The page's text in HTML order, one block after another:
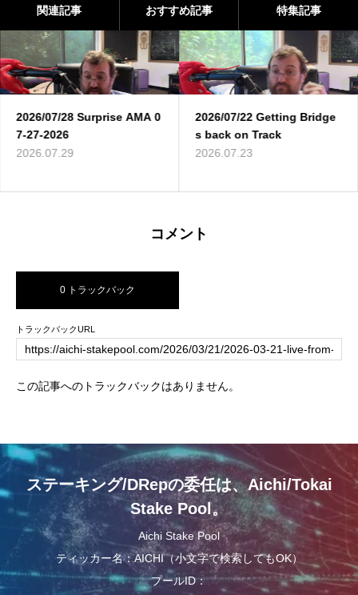
関連記事 おすすめ記事 特集記事
2026/07/28 Surprise AMA 0
7-27-2026
2026.07.29
2026/07/22 Getting Bridge
s back on Track
2026.07.23
コメント
0 トラックバック
トラックバックURL
この記事へのトラックバックはありません。
ステーキング/DRepの委任は、Aichi/Tokai
Stake Pool。
Aichi Stake Pool
ティッカー名：AICHI（小文字で検索してもOK）
プールID：